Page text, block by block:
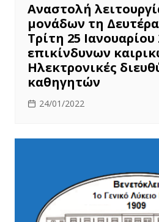
Αναστολή
μονάδων τη
Τρίτη 25
επικίνδυνων
Ηλεκτρονικές
καθηγητών
24/01/2022